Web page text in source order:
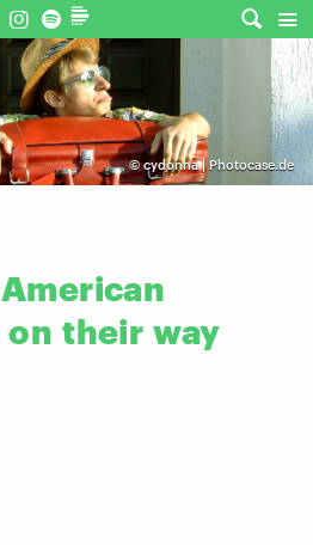
©cydonna | Photocase.de
American
on their way